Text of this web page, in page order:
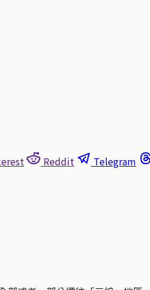
Reddit Telegram